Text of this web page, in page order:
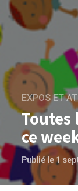
EXPOS ET
Toutes
ce
Publié le 1